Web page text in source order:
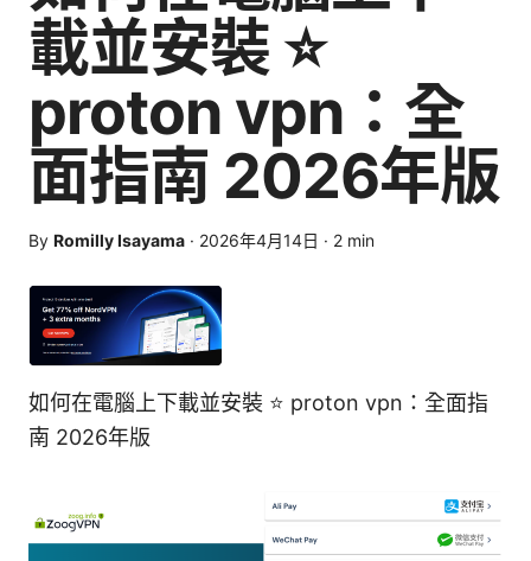
載並安裝 ⭐
proton vpn：全
面指南 2026年版
By Romilly Isayama · 2026年4月14日 · 2 min
如何在電腦上下載並安裝 ⭐ proton vpn：全面指
南 2026年版